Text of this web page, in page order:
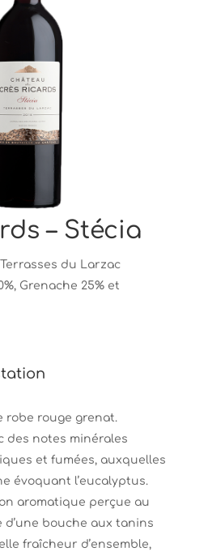
– Stécia
du Larzac
Grenache 25% et
robe rouge grenat.
des notes minérales
et fumées, auxquelles
évoquant l’eucalyptus.
aromatique perçue au
d’une bouche aux tanins
fraîcheur d’ensemble,